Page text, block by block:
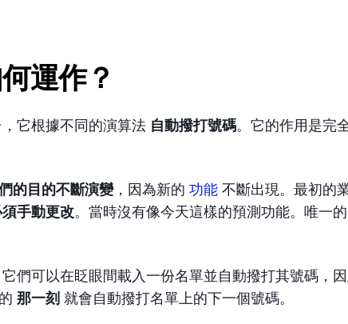
運作？
它根據不同的演算法 自動撥打號碼。它的作用是完
的目的不斷演變，因為新的 功能 不斷出現。最初的
須手動更改。當時沒有像今天這樣的預測功能。唯一
們可以在眨眼間載入一份名單並自動撥打其號碼，
那一刻 就會自動撥打名單上的下一個號碼。